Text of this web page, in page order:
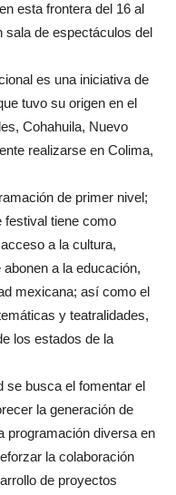
esta frontera del 16 al
sala de espectáculos del
es una iniciativa de
tuvo su origen en el
Cohahuila, Nuevo
realizarse en Colima,
de primer nivel;
festival tiene como
a la cultura,
a la educación,
mexicana; así como el
y teatralidades,
los estados de la
se busca el fomentar el
la generación de
programación diversa en
la colaboración
de proyectos